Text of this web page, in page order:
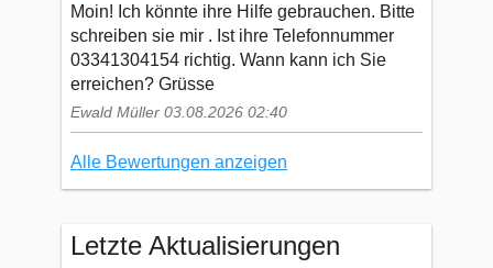
Moin! Ich könnte ihre Hilfe gebrauchen. Bitte
schreiben sie mir . Ist ihre Telefonnummer
03341304154 richtig. Wann kann ich Sie
erreichen? Grüsse
Ewald Müller 03.08.2026 02:40
Alle Bewertungen anzeigen
Letzte Aktualisierungen